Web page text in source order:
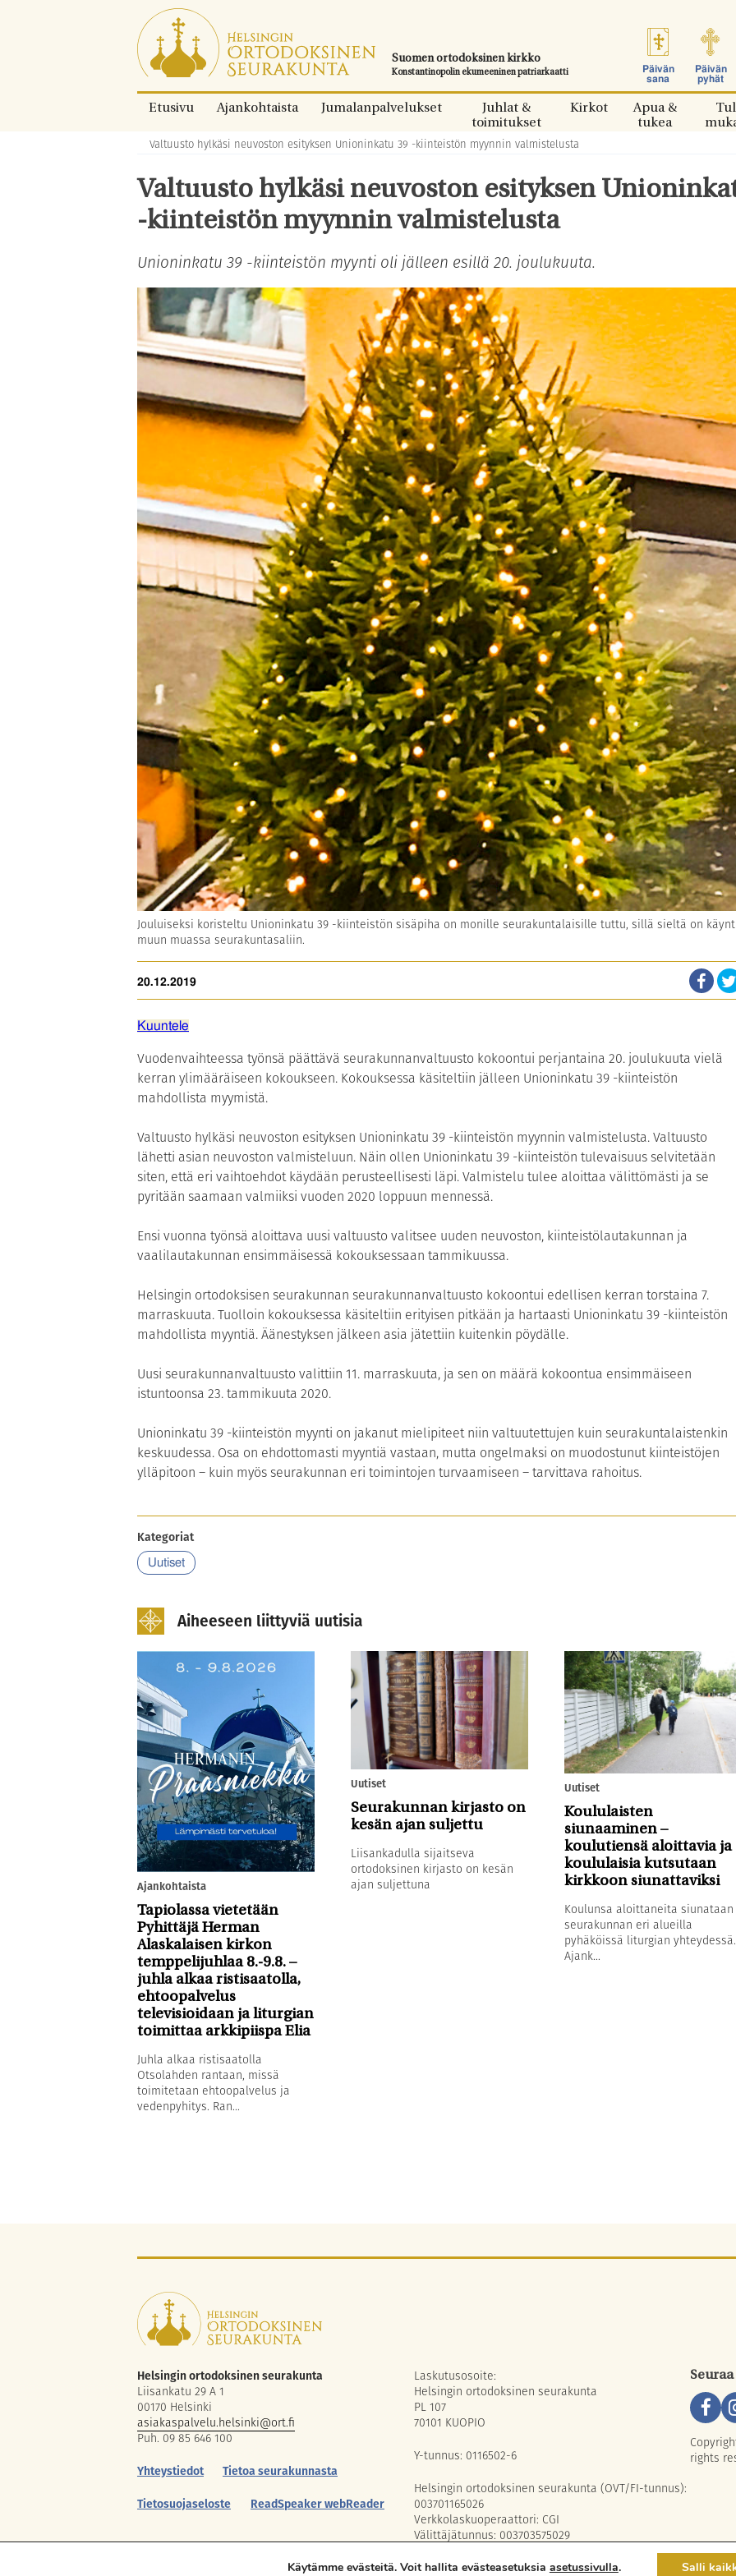
Siirry
suoraan
sisältöön.
Suomen ortodoksinen kirkko
Konstantinopolin ekumeeninen patriarkaatti
Päivän
sana
Päivän
pyhät
Etusivu Ajankohtaista Jumalanpalvelukset
Juhlat &
toimitukset
Kirkot
Apua &
tukea
Murupolku:
Valtuusto hylkäsi neuvoston esityksen Unioninkatu 39 -kiinteistön myynnin valmistelusta
Valtuusto hylkäsi neuvoston esityksen
-kiinteistön myynnin valmistelusta
Unioninkatu 39 -kiinteistön myynti oli jälleen esillä 20. joulukuuta.
Jouluiseksi koristeltu Unioninkatu 39 -kiinteistön sisäpiha on monille seurakuntalaisille tuttu, sillä sieltä on
muun muassa seurakuntasaliin.
20.12.2019
Kuuntele
Vuodenvaihteessa työnsä päättävä seurakunnanvaltuusto kokoontui perjantaina 20. joulukuuta vielä
kerran ylimääräiseen kokoukseen. Kokouksessa käsiteltiin jälleen Unioninkatu 39 -kiinteistön
mahdollista myymistä.
Valtuusto hylkäsi neuvoston esityksen Unioninkatu 39 -kiinteistön myynnin valmistelusta. Valtuusto
lähetti asian neuvoston valmisteluun. Näin ollen Unioninkatu 39 -kiinteistön tulevaisuus selvitetään
siten, että eri vaihtoehdot käydään perusteellisesti läpi. Valmistelu tulee aloittaa välittömästi ja se
pyritään saamaan valmiiksi vuoden 2020 loppuun mennessä.
Ensi vuonna työnsä aloittava uusi valtuusto valitsee uuden neuvoston, kiinteistölautakunnan ja
vaalilautakunnan ensimmäisessä kokouksessaan tammikuussa.
Helsingin ortodoksisen seurakunnan seurakunnanvaltuusto kokoontui edellisen kerran torstaina 7.
marraskuuta. Tuolloin kokouksessa käsiteltiin erityisen pitkään ja hartaasti Unioninkatu 39 -kiinteistön
mahdollista myyntiä. Äänestyksen jälkeen asia jätettiin kuitenkin pöydälle.
Uusi seurakunnanvaltuusto valittiin 11. marraskuuta, ja sen on määrä kokoontua ensimmäiseen
istuntoonsa 23. tammikuuta 2020.
Unioninkatu 39 -kiinteistön myynti on jakanut mielipiteet niin valtuutettujen kuin seurakuntalaistenkin
keskuudessa. Osa on ehdottomasti myyntiä vastaan, mutta ongelmaksi on muodostunut kiinteistöjen
ylläpitoon – kuin myös seurakunnan eri toimintojen turvaamiseen – tarvittava rahoitus.
Kategoriat
Uutiset
Aiheeseen liittyviä uutisia
Ajankohtaista
Tapiolassa vietetään
Pyhittäjä Herman
Alaskalaisen kirkon
temppelijuhlaa 8.-9.8. –
juhla alkaa ristisaatolla,
ehtoopalvelus
televisioidaan ja liturgian
toimittaa arkkipiispa Elia
Juhla alkaa ristisaatolla
Otsolahden rantaan, missä
toimitetaan ehtoopalvelus ja
vedenpyhitys. Ran...
Uutiset
Seurakunnan kirjasto on
kesän ajan suljettu
Liisankadulla sijaitseva
ortodoksinen kirjasto on kesän
ajan suljettuna
Uutiset
Koululaisten
siunaaminen –
koulutiensä aloittavia ja
koululaisia kutsutaan
kirkkoon siunattaviksi
Koulunsa aloittaneita siunataan
seurakunnan eri alueilla
pyhäköissä liturgian yhteydessä.
Ajank...
Helsingin ortodoksinen seurakunta
Liisankatu 29 A 1
00170 Helsinki
asiakaspalvelu.helsinki@ort.fi
Puh. 09 85 646 100
Yhteystiedot
Tietoa seurakunnasta
Tietosuojaseloste
ReadSpeaker webReader
Laskutusosoite:
Helsingin ortodoksinen seurakunta
PL 107
70101 KUOPIO
Y-tunnus: 0116502-6
Helsingin ortodoksinen seurakunta (OVT/FI-tunnus):
003701165026
Verkkolaskuoperaattori: CGI
Välittäjätunnus: 003703575029
rights
Käytämme evästeitä. Voit hallita evästeasetuksia asetussivulla. Salli